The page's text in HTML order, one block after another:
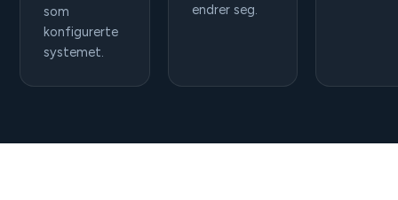
som
konfigurerte
systemet.
endrer seg.